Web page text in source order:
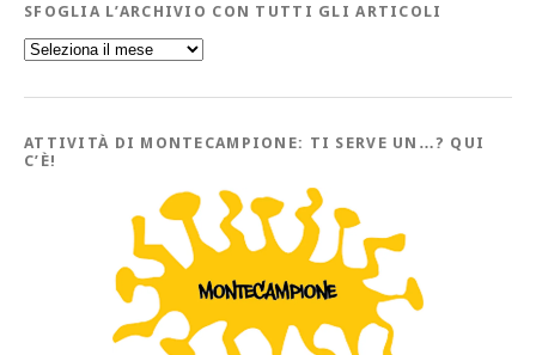
SFOGLIA L’ARCHIVIO CON TUTTI GLI ARTICOLI
Sfoglia
l’Archivio
tutti
Articoli
ATTIVITÀ DI MONTECAMPIONE: TI SERVE UN…? QUI
C’È!